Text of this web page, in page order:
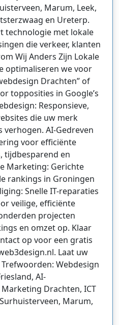
Marum, Leek,
en Ureterp.
technologie met lokale
die verkeer, klanten
Wij Anders Zijn Lokale
optimaliseren we voor
Drachten” of
topposities in Google’s
Responsieve,
die uw merk
AI-Gedreven
voor efficiënte
tijdbesparend en
Marketing: Gerichte
rankings in Groningen
Snelle IT-reparaties
veilige, efficiënte
projecten
en omzet op. Klaar
op voor een gratis
Laat uw
Webdesign
AI-
Drachten, ICT
Marum,